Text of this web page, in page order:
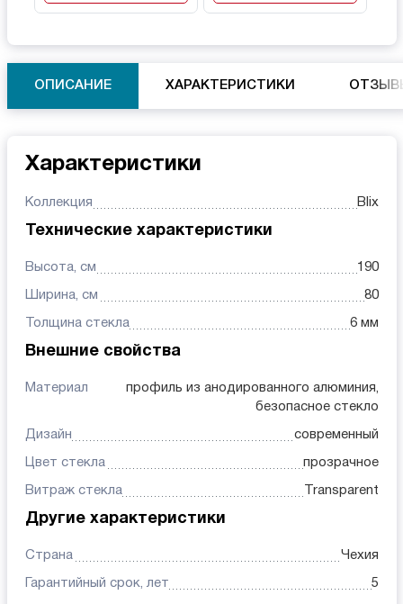
ОПИСАНИЕ ХАРАКТЕРИСТИКИ
Характеристики
Коллекция Blix
Технические характеристики
Высота, см 190
Ширина, см 80
Толщина стекла 6 мм
Внешние свойства
Материал
профиль из анодированного алюминия,
безопасное стекло
Дизайн современный
Цвет стекла прозрачное
Витраж стекла Transparent
Другие характеристики
Страна Чехия
Гарантийный срок, лет 5